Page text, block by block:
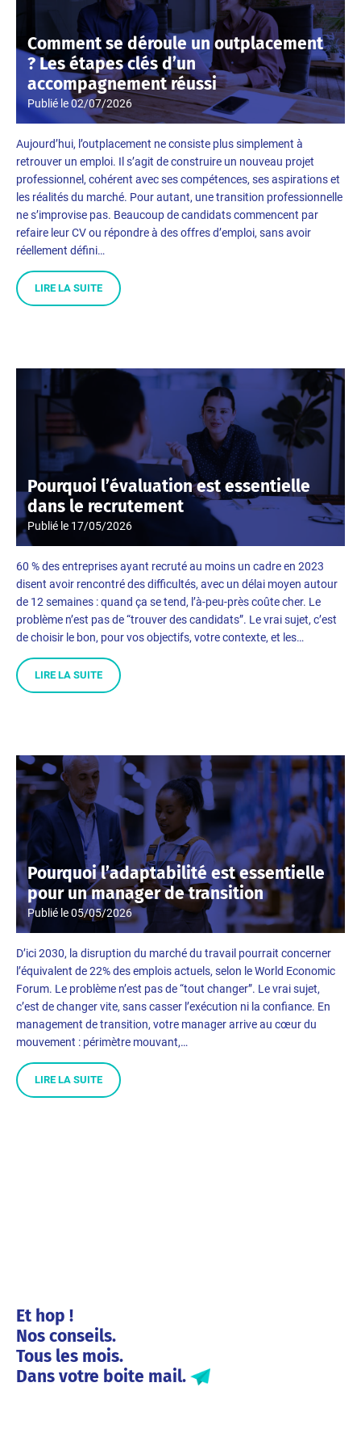
Comment se déroule un outplacement
? Les étapes clés d’un
accompagnement réussi
Publié le02/07/2026
Aujourd’hui, l’outplacement ne consiste plus simplement à
retrouver un emploi. Il s’agit de construire un nouveau projet
professionnel, cohérent avec ses compétences, ses aspirations et
les réalités du marché. Pour autant, une transition professionnelle
ne s’improvise pas. Beaucoup de candidats commencent par
refaire leur CV ou répondre à des offres d’emploi, sans avoir
réellement défini…
LIRE LA SUITE
Pourquoi l’évaluation est essentielle
dans le recrutement
Publié le 17/05/2026
60 % des entreprises ayant recruté au moins un cadre en 2023
disent avoir rencontré des difficultés, avec un délai moyen autour
de 12 semaines : quand ça se tend, l’à-peu-près coûte cher. Le
problème n’est pas de “trouver des candidats”. Le vrai sujet, c’est
de choisir le bon, pour vos objectifs, votre contexte, et les…
LIRE LA SUITE
Pourquoi l’adaptabilité est essentielle
pour un manager de transition
Publié le05/05/2026
D’ici 2030, la disruption du marché du travail pourrait concerner
l’équivalent de 22% des emplois actuels, selon le World Economic
Forum. Le problème n’est pas de “tout changer”. Le vrai sujet,
c’est de changer vite, sans casser l’exécution ni la confiance. En
management de transition, votre manager arrive au cœur du
mouvement : périmètre mouvant,…
LIRE LA SUITE
Et hop !
Nos conseils.
Tous les mois.
Dans votre boite mail.